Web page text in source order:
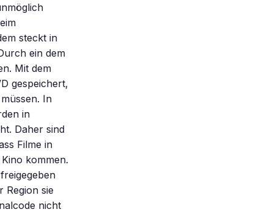
steckt in
ein dem
Mit dem
gespeichert,
In
in
Daher sind
Filme in
kommen.
Region sie
nicht